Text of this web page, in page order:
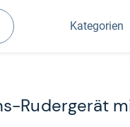
Kategorien
​Ruder­ge­rät